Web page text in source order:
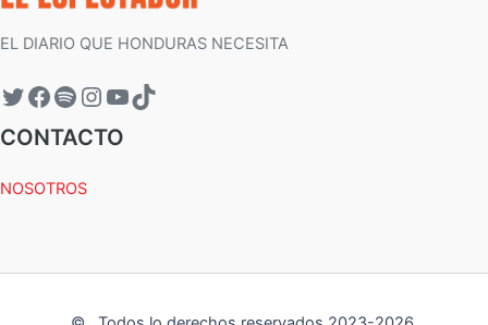
EL DIARIO QUE HONDURAS NECESITA
CONTACTO
NOSOTROS